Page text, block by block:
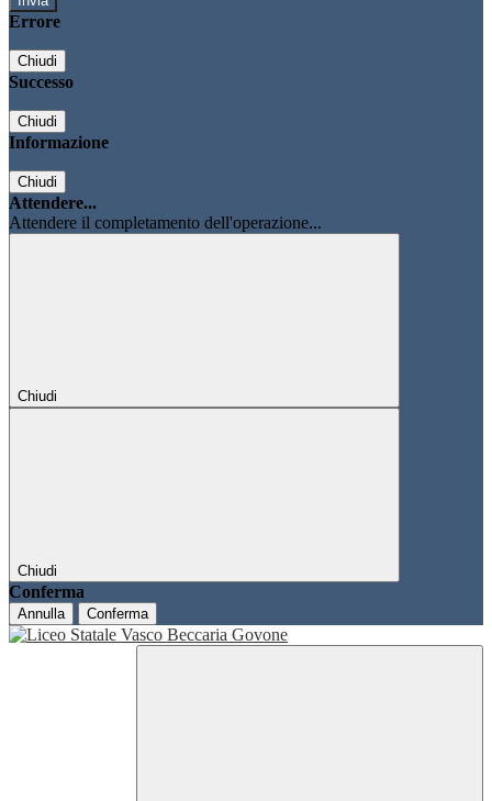
Errore
Chiudi
Successo
Chiudi
Informazione
Chiudi
Attendere...
Attendere il completamento dell'operazione...
Chiudi
Chiudi
Conferma
Annulla Conferma